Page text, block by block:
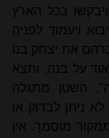
בכל הארץ
ויעמוד לפניה
את יצחק בנו
על בנה, ותצא
השטן מתגלה
ניתן לבדוק או
מוסמך. אין